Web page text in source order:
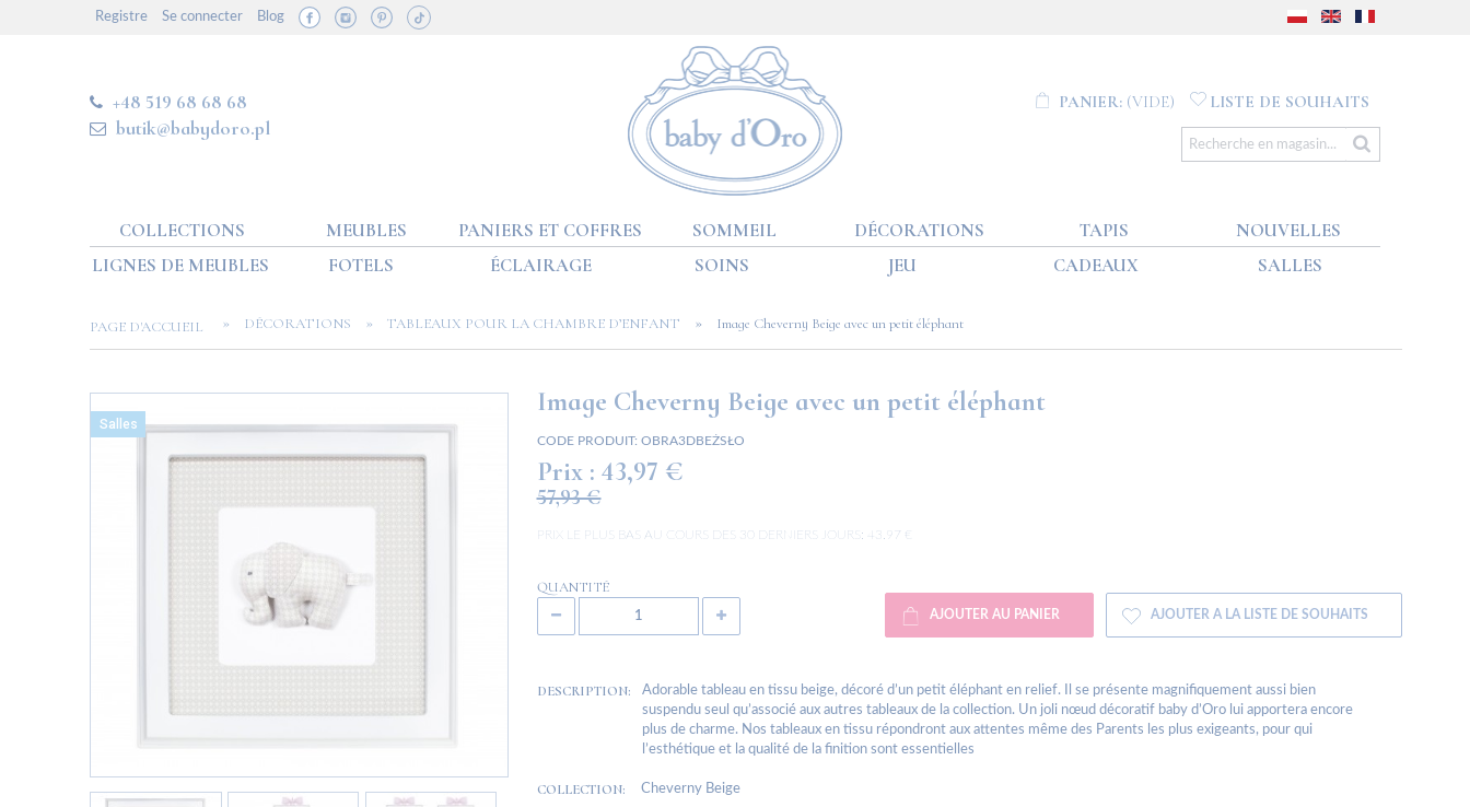
Registre Se connecter Blog
+48 519 68 68 68
butik@babydoro.pl
PANIER: (VIDE) LISTE DE SOUHAITS
COLLECTIONS MEUBLES PANIERS ET COFFRES SOMMEIL DÉCORATIONS TAPIS
NOUVELLES
LIGNES DE MEUBLES
FOTELS ÉCLAIRAGE SOINS JEU CADEAUX SALLES
PAGE D'ACCUEIL » DÉCORATIONS » TABLEAUX POUR LA CHAMBRE D’ENFANT » Image Cheverny Beige avec un petit éléphant
Salles
Image Cheverny Beige avec un petit éléphant
CODE PRODUIT: OBRA3DBEŻSŁO
Prix : 43,97 €
57,93 €
PRIX LE PLUS BAS AU COURS DES 30 DERNIERS JOURS: 43.97 €
QUANTITÉ
AJOUTER AU PANIER AJOUTER A LA LISTE DE SOUHAITS
DESCRIPTION:
Adorable tableau en tissu beige, décoré d’un petit éléphant en relief. Il se présente magnifiquement aussi bien
suspendu seul qu’associé aux autres tableaux de la collection. Un joli nœud décoratif baby d’Oro lui apportera encore
plus de charme. Nos tableaux en tissu répondront aux attentes même des Parents les plus exigeants, pour qui
l’esthétique et la qualité de la finition sont essentielles
COLLECTION: Cheverny Beige